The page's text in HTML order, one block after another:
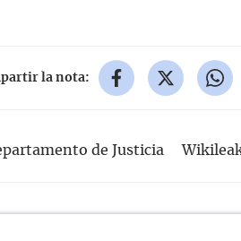
la nota:
de Justicia